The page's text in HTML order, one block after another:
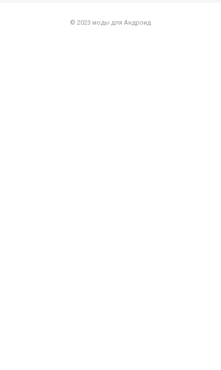
© 2023 моды для Андроид